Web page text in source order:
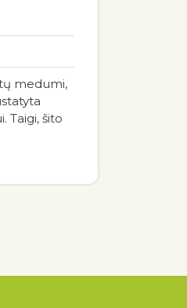
medumi,
Taigi, šito